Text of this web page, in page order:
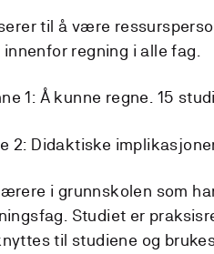
til å være
regning i alle fag.
1: Å kunne regne. 15
2: Didaktiske
i grunnskolen som
Studiet er
til studiene og